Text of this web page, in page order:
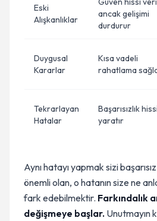
Eski
Alışkanlıklar
ancak gelişimi
durdurur
Duygusal
Kararlar
Kısa vadeli
rahatlama
Tekrarlayan
Hatalar
Başarısızlık hissi
yaratır
Aynı hatayı yapmak sizi
önemli olan, o hatanın size ne
fark edebilmektir. Farkındalık
değişmeye başlar. Unutmayın